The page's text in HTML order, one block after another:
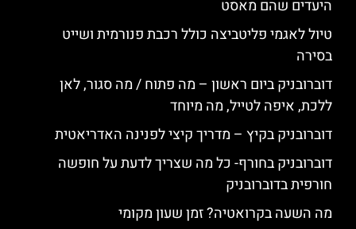
היעדים שהם מאסט
טיול לאגמי פליטביצה כולל רכבת פנורמית ושייט
בסירה
דוברובניק ביום ראשון – מה פתוח / מה סגור, לאן
ללכת, איפה לטייל, מה מיוחד
דוברובניק בקיץ – מדריך קיצי לפנינה האדריאטית
דוברובניק בחורף- כל מה שצריך לדעת על חופשה
חורפית בדוברובניק
מה השעה בקרואטיה? זמן שעון מקומי